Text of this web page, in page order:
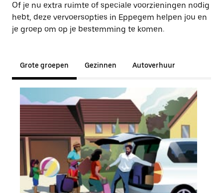
Of je nu extra ruimte of speciale voorzieningen nodig
hebt, deze vervoersopties in Eppegem helpen jou en
je groep om op je bestemming te komen.
Grote groepen Gezinnen Autoverhuur